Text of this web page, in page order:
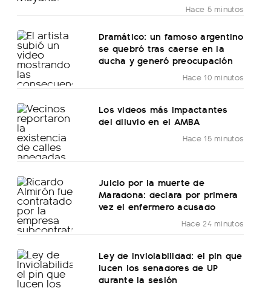
Hace 5 minutos
Dramático: un famoso argentino
se quebró tras caerse en la
ducha y generó preocupación
Hace 10 minutos
Los videos más impactantes
del diluvio en el AMBA
Hace 15 minutos
Juicio por la muerte de
Maradona: declara por primera
vez el enfermero acusado
Hace 24 minutos
Ley de Inviolabilidad: el pin que
lucen los senadores de UP
durante la sesión